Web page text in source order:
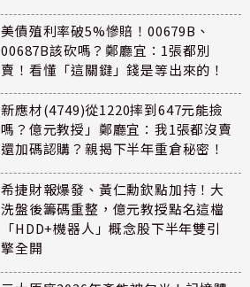
美債殖利率破5%慘賠！00679B、
00687B該砍嗎？鄭廳宜：1張都別
賣！看懂「這關鍵」錢是等出來的！
新應材(4749)從1220摔到647元能撿
嗎？億元教授」鄭廳宜：我1張都沒賣
還加碼認購？親揭下半年重倉秘密！
希捷財報爆發、黃仁勳欽點加持！大
洗盤後籌碼重整，億元教授點名這檔
「HDD+機器人」概念股下半年雙引
擎全開